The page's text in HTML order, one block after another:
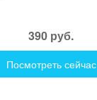
390 руб.
Посмотреть сейчас